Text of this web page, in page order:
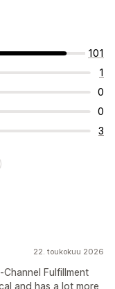
101
1
0
0
3
22. toukokuu 2026
Fulfillment
and has a lot more